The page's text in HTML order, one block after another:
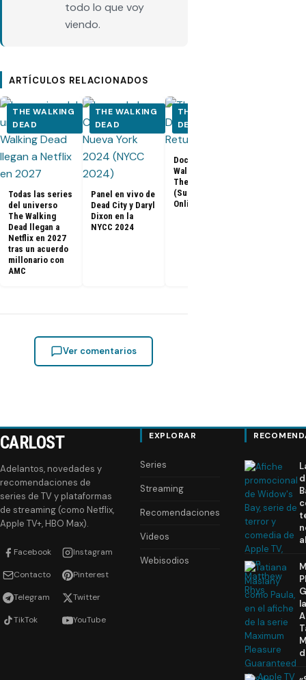
todo lo que voy
viendo.
ARTÍCULOS RELACIONADOS
THE WALKING
DEAD
Todas las series
del universo
The Walking
Dead llegan a
Netflix en 2027
tras un acuerdo
millonario con
AMC
THE WALKING
DEAD
Panel en vivo de
Dead City y Daryl
Dixon en la
NYCC 2024
THE WALKING
DEAD
Documental The
Walking Dead:
The Return
(Subtitulado
Online)
Ver comentarios
CARLOST
Adelantos, novedades y
recomendaciones de
series de TV y plataformas
de streaming (como Netflix,
Apple TV+, HBO Max).
Facebook Instagram
Contacto Pinterest
Telegram Twitter
TikTok YouTube
EXPLORAR
Series
Streaming
Recomendaciones
Videos
Webisodios